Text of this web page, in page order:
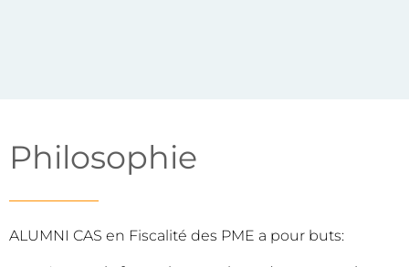
Philosophie
ALUMNI CAS en Fiscalité des PME a pour buts: